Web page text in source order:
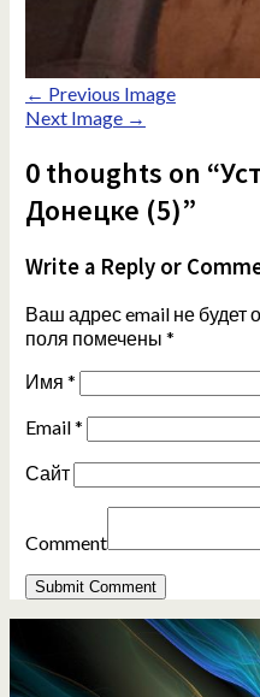
← Previous Image
Next Image →
0 thoughts on
Донецке (5)”
Write a Reply or
Ваш адрес email не будет
поля помечены *
Имя *
Email*
Сайт
Comment